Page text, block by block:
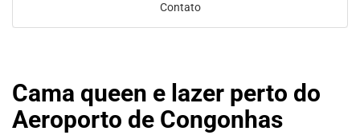
Cama queen e lazer perto do
Aeroporto de Congonhas
Contato